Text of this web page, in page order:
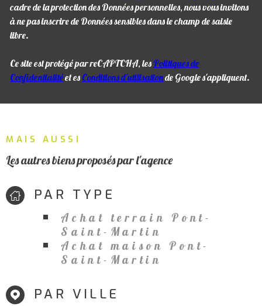
cadre de la protection des Données personnelles, nous vous invitons
à ne pas inscrire de Données sensibles dans le champ de saisie
libre.
Ce site est protégé par reCAPTCHA, lesPolitiques de
Confidentialitéet es Conditions d'utilisationde Google s'appliquent.
MAIS AUSSI
Les autres biens proposés par l'agence
PAR TYPE
Achat terrain Pont-
Saint-Martin
Achat maison Pont-
Saint-Martin
PAR VILLE